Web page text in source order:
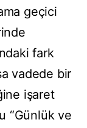
geçici
fark
vadede bir
işaret
“Günlük ve